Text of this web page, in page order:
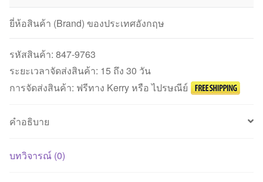
อร์
โม
คัปเปิล
Teflon
PFA
insulation
ANSI
K
ยาว
ยี่ห้อสินค้า (Brand) ของประเทศอังกฤษ
รหัสสินค้า: 847-9763
ระยะเวลาจัดส่งสินค้า: 15 ถึง 30 วัน
การจัดส่งสินค้า: ฟรีทาง Kerry หรือ ไปรษณีย์
คำอธิบาย
บทวิจารณ์ (0)